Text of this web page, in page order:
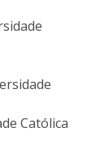
Católica